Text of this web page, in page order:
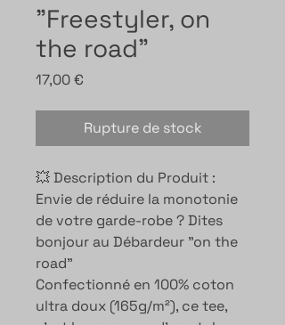
"Freestyler, on
the road"
17,00 €
Rupture de stock
💥 Description du Produit :
Envie de réduire la monotonie
de votre garde-robe ? Dites
bonjour au Débardeur "on the
road"
Confectionné en 100% coton
ultra doux (165g/m²), ce tee,